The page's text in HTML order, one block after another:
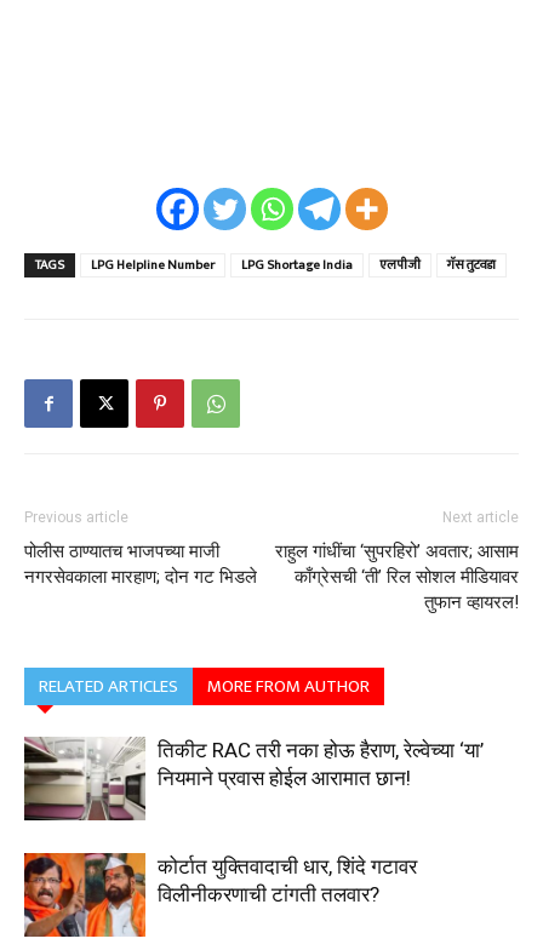
TAGS LPG Helpline Number LPG Shortage India एलपीजी गॅस तुटवडा
Previous article
पोलीस ठाण्यातच भाजपच्या माजी
नगरसेवकाला मारहाण; दोन गट भिडले
Next article
राहुल गांधींचा ‘सुपरहिरो’ अवतार; आसाम
काँग्रेसची ‘ती’ रिल सोशल मीडियावर
तुफान व्हायरल!
RELATED ARTICLES MORE FROM AUTHOR
तिकीट RAC तरी नका होऊ हैराण, रेल्वेच्या ‘या’
नियमाने प्रवास होईल आरामात छान!
कोर्टात युक्तिवादाची धार, शिंदे गटावर
विलीनीकरणाची टांगती तलवार?